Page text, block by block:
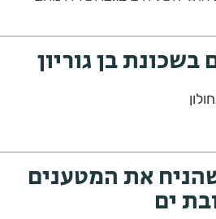
את המטענים
ים